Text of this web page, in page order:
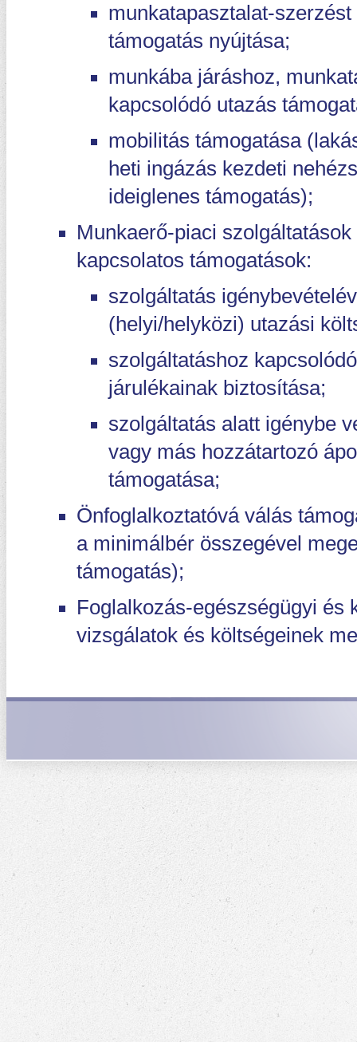
munkatapasztalat-
támogatás nyújtása;
munkába járáshoz,
kapcsolódó utazás
mobilitás támogatása
heti ingázás kezdeti
ideiglenes támogatás);
Munkaerő-piaci
kapcsolatos támogatások:
szolgáltatás
(helyi/helyközi) utazási
szolgáltatáshoz
járulékainak biztosítása;
szolgáltatás alatt igénybe
vagy más hozzátartozó
támogatása;
Önfoglalkoztatóvá válás
a minimálbér összegével
támogatás);
Foglalkozás-egészségügyi és
vizsgálatok és költségeinek